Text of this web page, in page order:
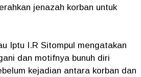
jenazah korban untuk
Iptu I.R Sitompul mengatakan
dan motifnya bunuh diri
kejadian antara korban dan